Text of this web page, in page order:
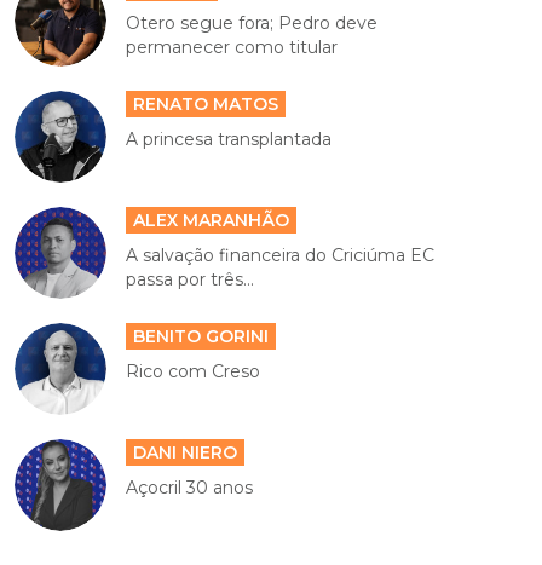
Otero segue fora; Pedro deve
permanecer como titular
RENATO MATOS
A princesa transplantada
ALEX MARANHÃO
A salvação financeira do Criciúma EC
passa por três...
BENITO GORINI
Rico com Creso
DANI NIERO
Açocril 30 anos